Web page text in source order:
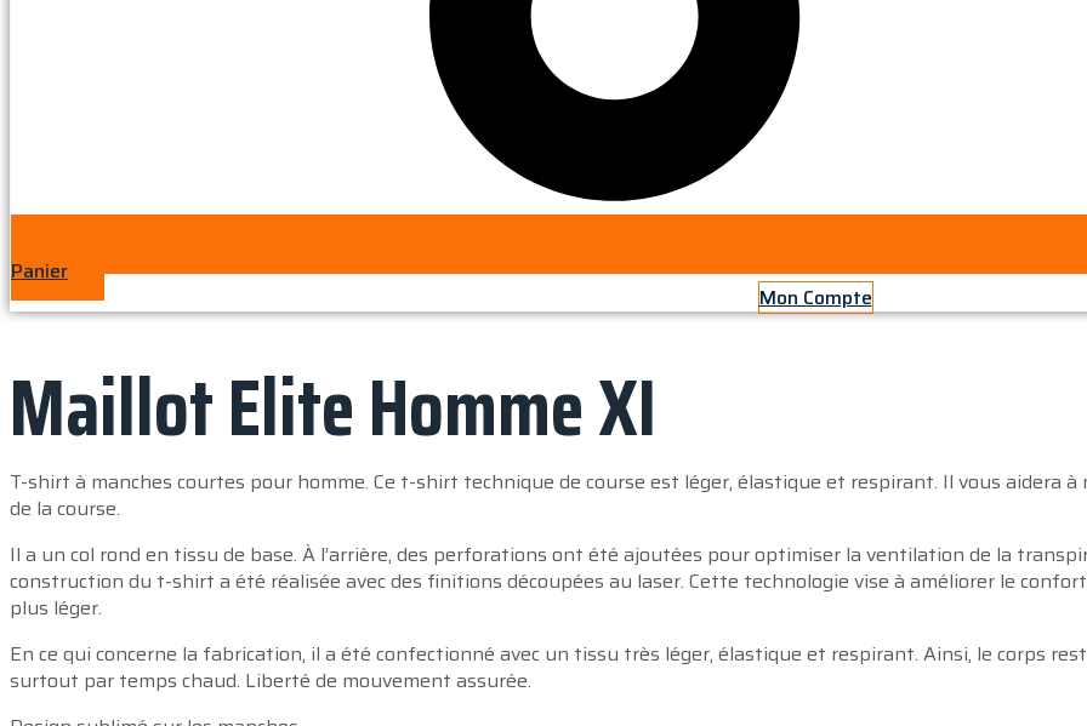
Panier
Mon Compte
Maillot Elite Homme XI
T-shirt à manches courtes pour homme. Ce t-shirt technique de course est léger, élastique et respirant. Il vous
de la course.
Il a un col rond en tissu de base. À l’arrière, des perforations ont été ajoutées pour optimiser la ventilation de la
construction du t-shirt a été réalisée avec des finitions découpées au laser. Cette technologie vise à améliorer le
plus léger.
En ce qui concerne la fabrication, il a été confectionné avec un tissu très léger, élastique et respirant. Ainsi, le corps
surtout par temps chaud. Liberté de mouvement assurée.